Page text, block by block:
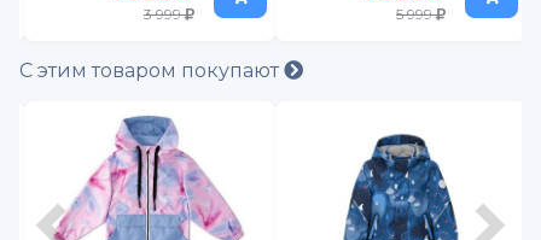
5 999 5 399
С этим товаром покупают